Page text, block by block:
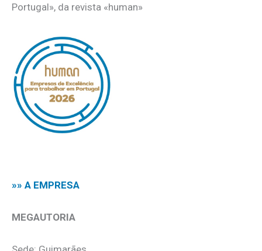
Portugal», da revista «human»
»» A EMPRESA
MEGAUTORIA